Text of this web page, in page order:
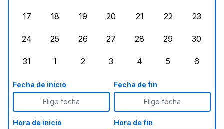
17
18
19
20
21
22
23
24
25
26
27
28
29
30
31
1
2
3
4
5
6
Fecha de inicio
Elige fecha
Fecha de fin
Elige fecha
Hora de inicio Hora de fin